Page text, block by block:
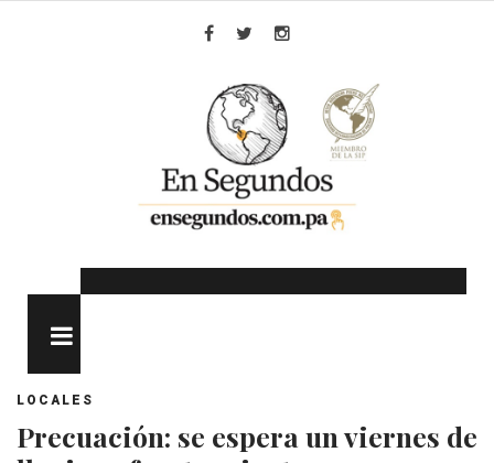
LOCALES
Precuación: se espera un viernes de